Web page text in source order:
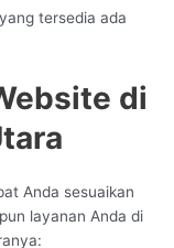
tersedia ada
di
Anda sesuaikan
layanan Anda di